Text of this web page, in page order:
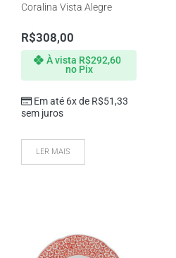
Coralina Vista Alegre
R$308,00
Em até 6x de R$51,33
sem juros
À vista R$292,60
no Pix
LER MAIS